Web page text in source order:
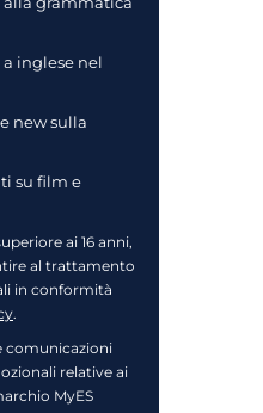
inglese nel
new sulla
su film e
ai 16 anni,
al trattamento
in conformità
.
comunicazioni
relative ai
MyES